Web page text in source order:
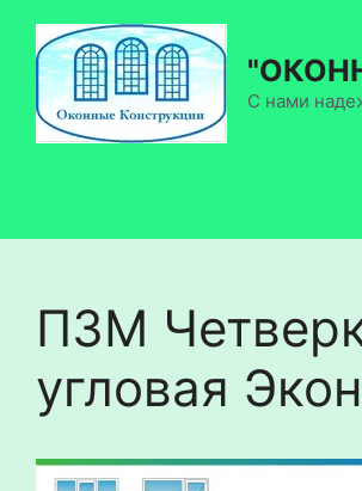
содержимому
С нами
П3М
угловая